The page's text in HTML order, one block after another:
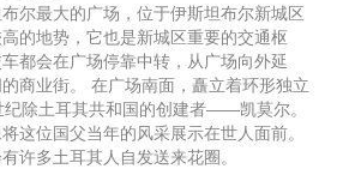
尔最大的广场，位于伊斯坦布尔新城区
的地势，它也是新城区重要的交通枢
都会在广场停靠中转，从广场向外延
商业街。 在广场南面，矗立着环形独立
除土耳其共和国的创建者——凯莫尔。
这位国父当年的风采展示在世人面前。
许多土耳其人自发送来花圈。